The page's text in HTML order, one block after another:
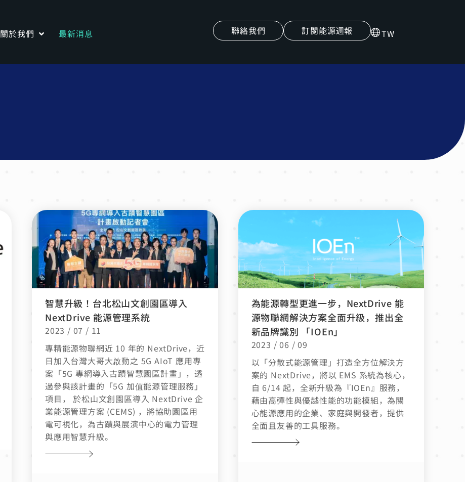
關於我們 最新消息 聯絡我們 訂閱能源週報 TW
智慧升級！台北松山文創園區導入
NextDrive 能源管理系統
2023 / 07 / 11
專精能源物聯網近 10 年的 NextDrive，近
日加入台灣大哥大啟動之 5G AIoT 應用專
案「5G 專網導入古蹟智慧園區計畫」，透
過參與該計畫的「5G 加值能源管理服務」
項目， 於松山文創園區導入 NextDrive 企
業能源管理方案 (CEMS) ，將協助園區用
電可視化，為古蹟與展演中心的電力管理
與應用智慧升級。
為能源轉型更進一步，NextDrive 能
源物聯網解決方案全面升級，推出全
新品牌識別 「IOEn」
2023 / 06 / 09
以「分散式能源管理」打造全方位解決方
案的 NextDrive，將以 EMS 系統為核心，
自 6/14 起，全新升級為『IOEn』服務，
藉由高彈性與優越性能的功能模組，為關
心能源應用的企業、家庭與開發者，提供
全面且友善的工具服務。